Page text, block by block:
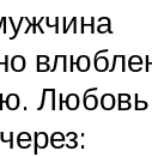
Любовь